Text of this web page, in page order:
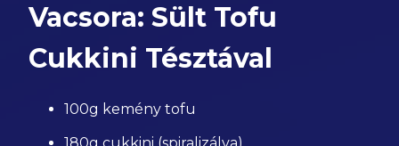
Vacsora: Sült Tofu
Cukkini Tésztával
100g kemény tofu